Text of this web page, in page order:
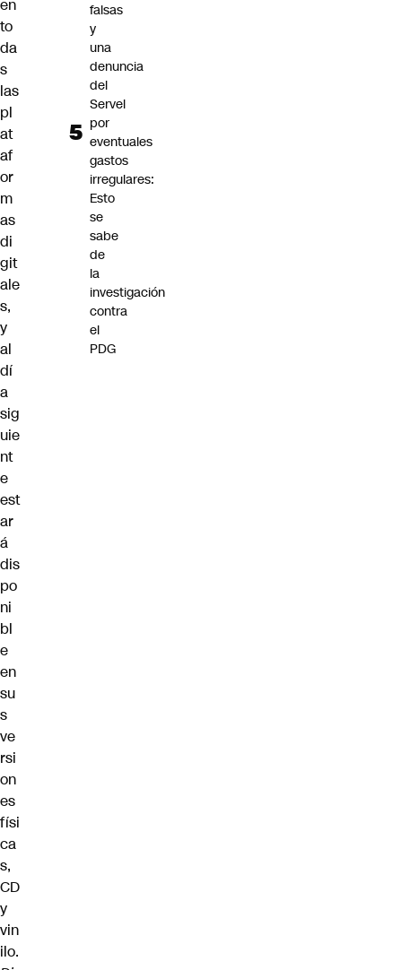
en
to
da
s
las
pl
at
af
or
m
as
di
git
ale
s,
y
al
dí
a
sig
uie
nt
e
est
ar
á
dis
po
ni
bl
e
en
su
s
ve
rsi
on
es
físi
ca
s,
CD
y
vin
ilo.
falsas
y
una
denuncia
del
Servel
por
eventuales
gastos
irregulares:
Esto
se
sabe
de
la
investigación
contra
el
PDG